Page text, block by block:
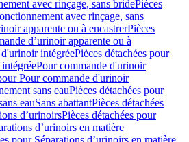
avec rinçage, sans bridePièces
avec rinçage, sans
apparente ou à encastrerPièces
d’urinoir apparente ou à
intégréePièces détachées pour
Pour commande d'urinoir
Pour commande d'urinoir
sans eauPièces détachées pour
eauSans abattantPièces détachées
d’urinoirsPièces détachées pour
d’urinoirs en matière
pour Séparations d’urinoirs en matière